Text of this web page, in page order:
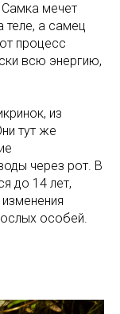
мечет
теле, а самец
процесс
всю энергию,
из
тут же
через рот. В
до 14 лет,
особей.